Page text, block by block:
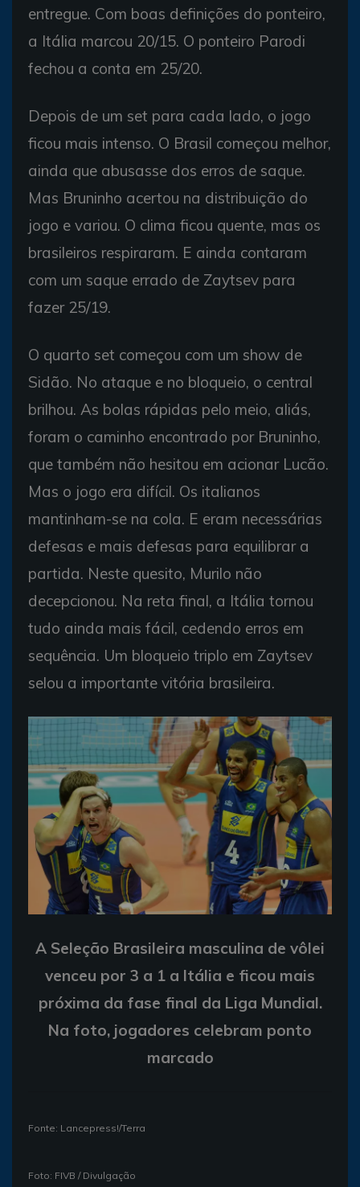
entregue. Com boas definições do ponteiro,
a Itália marcou 20/15. O ponteiro Parodi
fechou a conta em 25/20.
Depois de um set para cada lado, o jogo
ficou mais intenso. O Brasil começou melhor,
ainda que abusasse dos erros de saque.
Mas Bruninho acertou na distribuição do
jogo e variou. O clima ficou quente, mas os
brasileiros respiraram. E ainda contaram
com um saque errado de Zaytsev para
fazer 25/19.
O quarto set começou com um show de
Sidão. No ataque e no bloqueio, o central
brilhou. As bolas rápidas pelo meio, aliás,
foram o caminho encontrado por Bruninho,
que também não hesitou em acionar Lucão.
Mas o jogo era difícil. Os italianos
mantinham-se na cola. E eram necessárias
defesas e mais defesas para equilibrar a
partida. Neste quesito, Murilo não
decepcionou. Na reta final, a Itália tornou
tudo ainda mais fácil, cedendo erros em
sequência. Um bloqueio triplo em Zaytsev
selou a importante vitória brasileira.
A Seleção Brasileira masculina de vôlei
venceu por 3 a 1 a Itália e ficou mais
próxima da fase final da Liga Mundial.
Na foto, jogadores celebram ponto
marcado
Fonte: Lancepress!/Terra
Foto: FIVB / Divulgação